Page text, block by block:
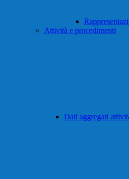
Attività e procedimenti
Dati aggregati